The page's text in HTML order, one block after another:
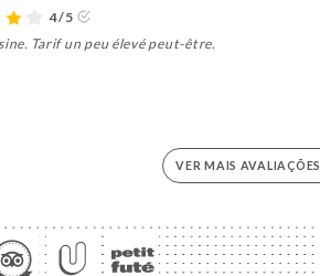
4/5
Tarif un peu élevé peut-être.
VER MAIS AVALIAÇÕES